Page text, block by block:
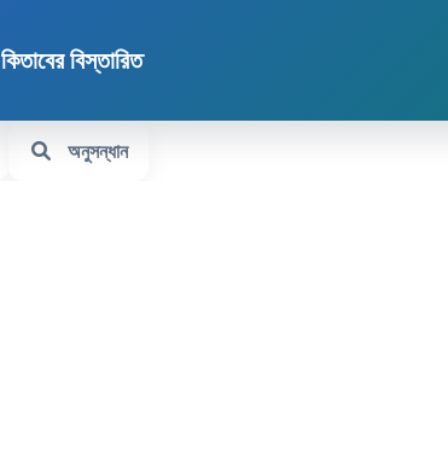
কিতাবের বিস্তারিত
অনুসন্ধান